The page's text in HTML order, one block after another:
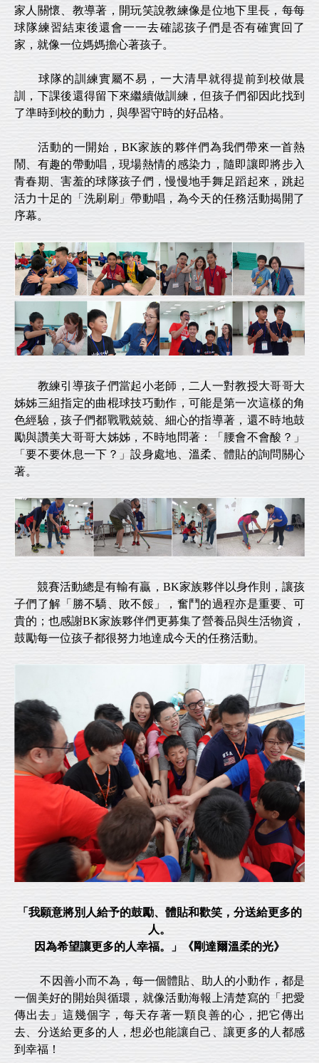
家人關懷、教導著，開玩笑說教練像是位地下里長，每每
球隊練習結束後還會一一去確認孩子們是否有確實回了
家，就像一位媽媽擔心著孩子。
球隊的訓練實屬不易，一大清早就得提前到校做晨
訓，下課後還得留下來繼續做訓練，但孩子們卻因此找到
了準時到校的動力，與學習守時的好品格。
活動的一開始，BK家族的夥伴們為我們帶來一首熱
鬧、有趣的帶動唱，現場熱情的感染力，隨即讓即將步入
青春期、害羞的球隊孩子們，慢慢地手舞足蹈起來，跳起
活力十足的「洗刷刷」帶動唱，為今天的任務活動揭開了
序幕。
教練引導孩子們當起小老師，二人一對教授大哥哥大
姊姊三組指定的曲棍球技巧動作，可能是第一次這樣的角
色經驗，孩子們都戰戰兢兢、細心的指導著，還不時地鼓
勵與讚美大哥哥大姊姊，不時地問著：「腰會不會酸？」
「要不要休息一下？」設身處地、溫柔、體貼的詢問關心
著。
競賽活動總是有輸有贏，BK家族夥伴以身作則，讓孩
子們了解「勝不驕、敗不餒」，奮鬥的過程亦是重要、可
貴的；也感謝BK家族夥伴們更募集了營養品與生活物資，
鼓勵每一位孩子都很努力地達成今天的任務活動。
「我願意將別人給予的鼓勵、體貼和歡笑，分送給更多的
人。
因為希望讓更多的人幸福。」《剛達爾溫柔的光》
不因善小而不為，每一個體貼、助人的小動作，都是
一個美好的開始與循環，就像活動海報上清楚寫的「把愛
傳出去」這幾個字，每天存著一顆良善的心，把它傳出
去、分送給更多的人，想必也能讓自己、讓更多的人都感
到幸福！